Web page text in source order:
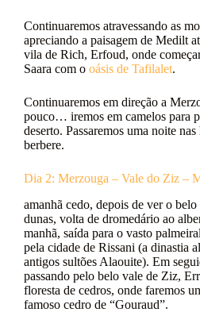
Continuaremos atravessando as
apreciando a paisagem de Medilt
vila de Rich, Erfoud, onde
Saara com o oásis de Tafilalet.
Continuaremos em direção a
pouco… iremos em camelos para
deserto. Passaremos uma noite
berbere.
Dia 2: Merzouga – Vale do Ziz –
amanhã cedo, depois de ver o belo
dunas, volta de dromedário ao
manhã, saída para o vasto
pela cidade de Rissani (a dinastia
antigos sultões Alaouite). Em
passando pelo belo vale de Ziz,
floresta de cedros, onde faremos
famoso cedro de “Gouraud”.